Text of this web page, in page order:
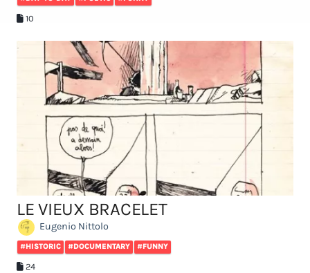
10
LE VIEUX BRACELET
Eugenio Nittolo
#HISTORIC #DOCUMENTARY #FUNNY
24